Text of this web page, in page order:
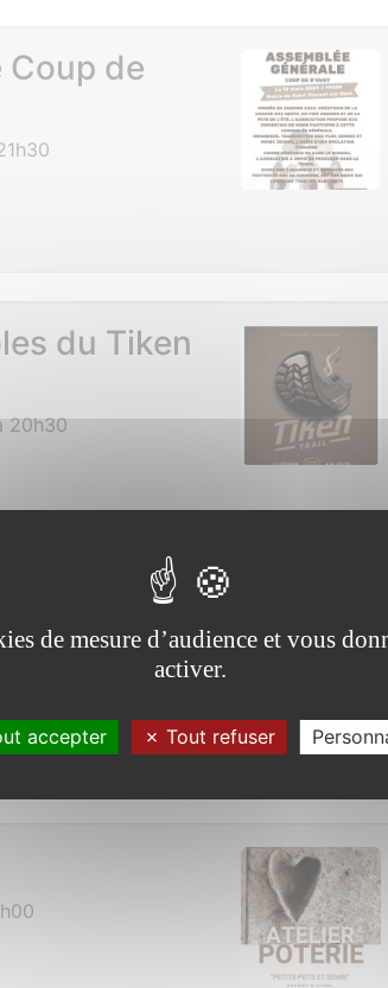
Coup de
du Tiken
20h30
de mesure d’audience et vous
activer.
accepter Tout refuser